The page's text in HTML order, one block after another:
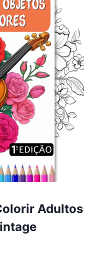
Adultos